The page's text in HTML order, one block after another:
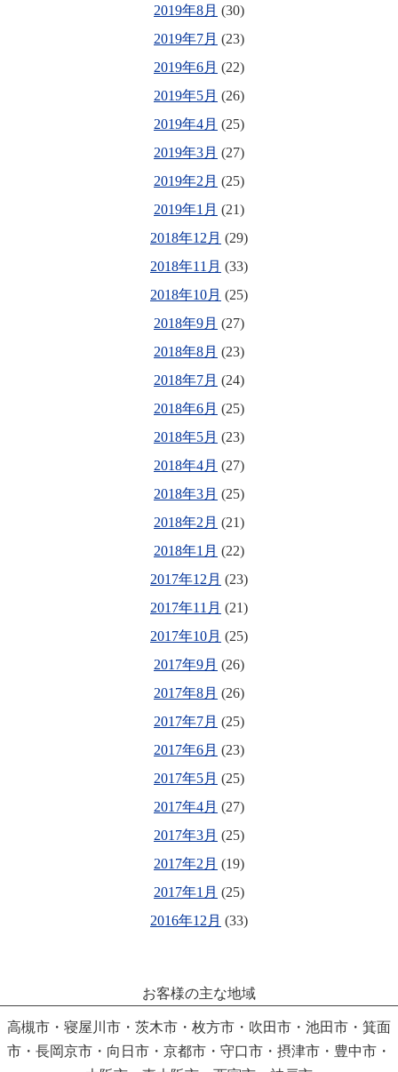
2019年8月 (30)
2019年7月 (23)
2019年6月 (22)
2019年5月 (26)
2019年4月 (25)
2019年3月 (27)
2019年2月 (25)
2019年1月 (21)
2018年12月 (29)
2018年11月 (33)
2018年10月 (25)
2018年9月 (27)
2018年8月 (23)
2018年7月 (24)
2018年6月 (25)
2018年5月 (23)
2018年4月 (27)
2018年3月 (25)
2018年2月 (21)
2018年1月 (22)
2017年12月 (23)
2017年11月 (21)
2017年10月 (25)
2017年9月 (26)
2017年8月 (26)
2017年7月 (25)
2017年6月 (23)
2017年5月 (25)
2017年4月 (27)
2017年3月 (25)
2017年2月 (19)
2017年1月 (25)
2016年12月 (33)
お客様の主な地域
高槻市・寝屋川市・茨木市・枚方市・吹田市・池田市・箕面
市・長岡京市・向日市・京都市・守口市・摂津市・豊中市・